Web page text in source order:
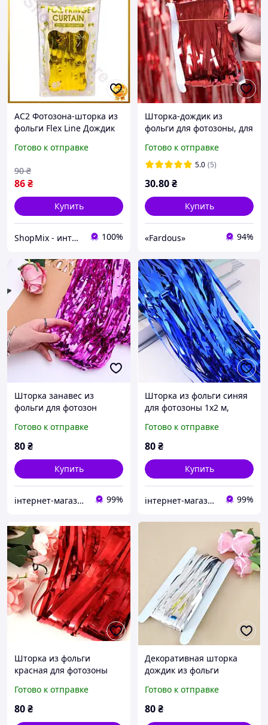
AC2 Фотозона-шторка из
фольги Flex Line Дождик
праздничных
фотос DE
Готово к отправке
86₴
90 ₴
Купить
ShopMix - интернет-магазин сумок и аксессуаров 100%
Шторка-дождик из
фольги для фотозоны, для
Красная
Готово к отправке
5.0 (5)
30.80₴
Купить
«Fardous» 94%
Шторка занавес из
фольги для фотозон
шторка дождик
фольгированная
Готово к отправке
80₴
Купить
інтернет-магазин Теремок 99%
Шторка из фольги синяя
для фотозоны 1х2 м,
фольгированная синяя
шторка
Готово к отправке
80₴
Купить
інтернет-магазин Теремок 99%
Шторка из фольги
красная для фотозоны
Готово к отправке
80₴
Декоративная шторка
дождик из фольги
шторка для праздничной
фотозоны серебро
Готово к отправке
80₴